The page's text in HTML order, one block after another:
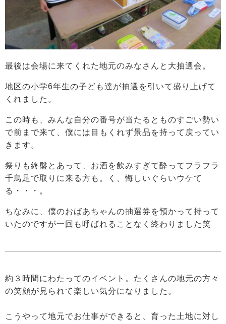
最後は会場に来てくれた地元のみなさんと大抽選会。
地区の小学6年生の子ども達が抽選を引いて盛り上げて
くれました。
この時も、みんな自分の番号が当たるとものすごい勢い
で前まで来て、僕には目もくれず景品を持って戻ってい
きます。
祭りも終盤とあって、お酒を飲みすぎて酔ってフラフラ
千鳥足で取りに来る方も。く、悔しいぐらいウケて
る・・・。
ちなみに、僕のおばあちゃんの抽選券を預かって持って
いたのですが一回も呼ばれることなく終わりました笑
約３時間にわたってのイベント。たくさんの地元の方々
の笑顔が見られて楽しい気分になりました。
こうやって地元でお仕事ができると、育った土地に対し